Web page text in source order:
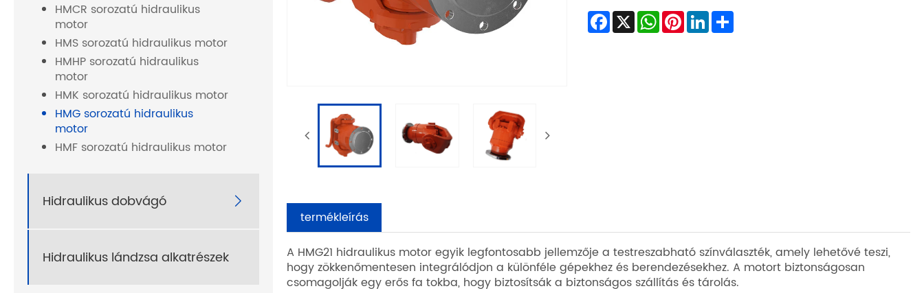
HMCR sorozatú hidraulikus
motor
HMS sorozatú hidraulikus motor
HMHP sorozatú hidraulikus
motor
HMK sorozatú hidraulikus motor
HMG sorozatú hidraulikus
motor
HMF sorozatú hidraulikus motor
Hidraulikus dobvágó 
Hidraulikus lándzsa alkatrészek
Facebook
X WhatsApp
Pinterest
LinkedInShare
termékleírás
A HMG21 hidraulikus motor egyik legfontosabb jellemzője a testreszabható színválaszték, amely lehetővé teszi,
hogy zökkenőmentesen integrálódjon a különféle gépekhez és berendezésekhez. A motort biztonságosan
csomagolják egy erős fa tokba, hogy biztosítsák a biztonságos szállítás és tárolás.